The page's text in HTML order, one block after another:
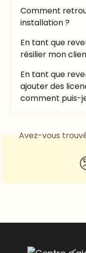
Comment
installation ?
En tant que
résilier mon
En tant que
ajouter des
comment puis-
Avez-vous